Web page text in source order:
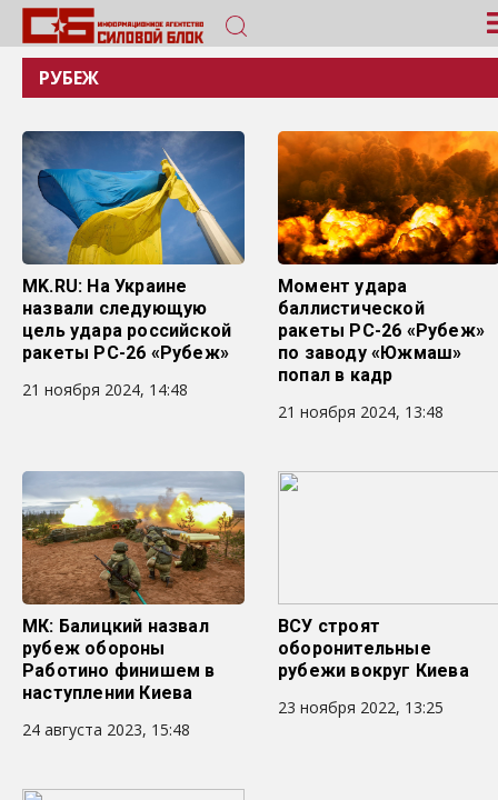
РУБЕЖ
MK.RU: На Украине
назвали следующую
цель удара российской
ракеты РС-26 «Рубеж»
21 ноября 2024, 14:48
Момент удара
баллистической
ракеты РС-26 «Рубеж»
по заводу «Южмаш»
попал в кадр
21 ноября 2024, 13:48
МК: Балицкий назвал
рубеж обороны
Работино финишем в
наступлении Киева
24 августа 2023, 15:48
ВСУ строят
оборонительные
рубежи вокруг Киева
23 ноября 2022, 13:25